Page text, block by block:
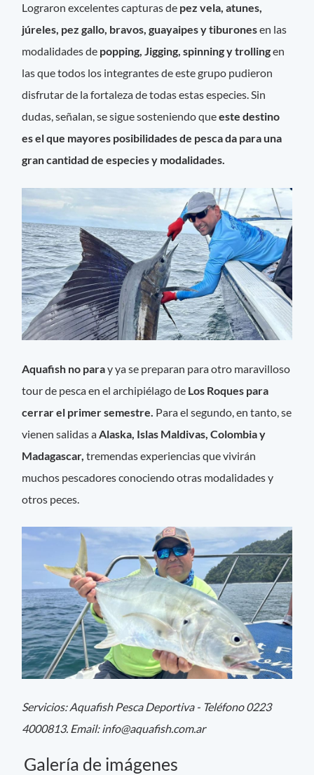
Lograron excelentes capturas de pez vela, atunes,
júreles, pez gallo, bravos, guayaipes y tiburonesen las
modalidades de popping, Jigging, spinning y trollingen
las que todos los integrantes de este grupo pudieron
disfrutar de la fortaleza de todas estas especies. Sin
dudas, señalan, se sigue sosteniendo queeste destino
es el que mayores posibilidades de pesca da para una
gran cantidad de especies y modalidades.
Aquafish no paray ya se preparan para otro maravilloso
tour de pesca en el archipiélago de Los Roques para
cerrar el primer semestre. Para el segundo, en tanto, se
vienen salidas a Alaska, Islas Maldivas, Colombia y
Madagascar, tremendas experiencias que vivirán
muchos pescadores conociendo otras modalidades y
otros peces.
Servicios:Aquafish Pesca Deportiva - Teléfono 0223
4000813. Email: info@aquafish.com.ar
Galería de imágenes